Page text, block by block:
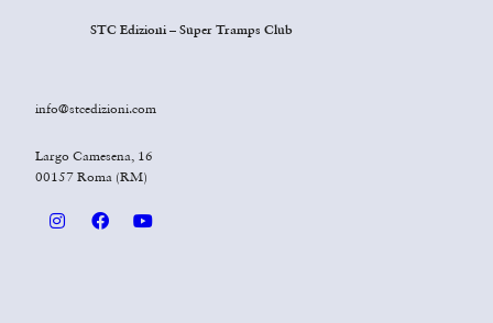
STC Edizioni – Super Tramps Club
info@stcedizioni.com
Largo Camesena, 16
00157 Roma (RM)